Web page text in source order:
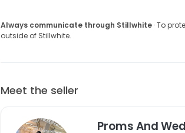
Always communicate through Stillwhite· To
outside of Stillwhite.
Meet the seller
Proms And